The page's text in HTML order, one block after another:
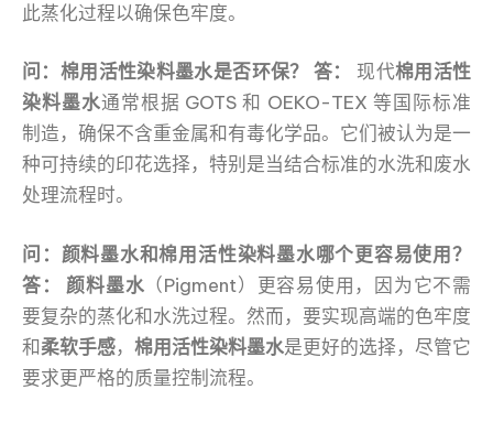
此蒸化过程以确保色牢度。
问：棉用活性染料墨水是否环保？ 答： 现代棉用活性
染料墨水通常根据 GOTS 和 OEKO-TEX 等国际标准
制造，确保不含重金属和有毒化学品。它们被认为是一
种可持续的印花选择，特别是当结合标准的水洗和废水
处理流程时。
问：颜料墨水和棉用活性染料墨水哪个更容易使用？
答：
颜料墨水 （Pigment）更容易使用，因为它不需
要复杂的蒸化和水洗过程。然而，要实现高端的色牢度
和柔软手感， 棉用活性染料墨水是更好的选择，尽管它
要求更严格的质量控制流程。